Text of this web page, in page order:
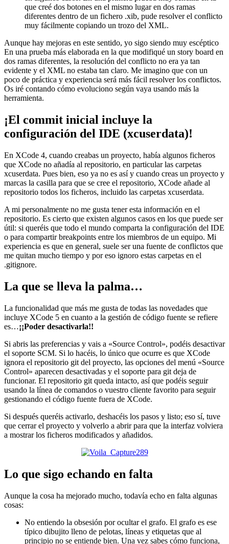
que creé dos botones en el mismo lugar en dos ramas
diferentes dentro de un fichero .xib, pude resolver el conflicto
muy fácilmente copiando un trozo del XML.
Aunque hay mejoras en este sentido, yo sigo siendo muy escéptico
En una prueba más elaborada en la que modifiqué un story board en
dos ramas diferentes, la resolución del conflicto no era ya tan
evidente y el XML no estaba tan claro. Me imagino que con un
poco de práctica y experiencia será más fácil resolver los conflictos.
Os iré contando cómo evoluciono según vaya usando más la
herramienta.
¡El commit inicial incluye la
configuración del IDE (xcuserdata)!
En XCode 4, cuando creabas un proyecto, había algunos ficheros
que XCode no añadía al repositorio, en particular las carpetas
xcuserdata. Pues bien, eso ya no es así y cuando creas un proyecto y
marcas la casilla para que se cree el repositorio, XCode añade al
repositorio todos los ficheros, incluido las carpetas xcuserdata.
A mi personalmente no me gusta tener esta información en el
repositorio. Es cierto que existen algunos casos en los que puede ser
útil: si queréis que todo el mundo comparta la configuración del IDE
o para compartir breakpoints entre los miembros de un equipo. Mi
experiencia es que en general, suele ser una fuente de conflictos que
me quitan mucho tiempo y por eso ignoro estas carpetas en el
.gitignore.
La que se lleva la palma…
La funcionalidad que más me gusta de todas las novedades que
incluye XCode 5 en cuanto a la gestión de código fuente se refiere
es…¡¡Poder desactivarla!!
Si abris las preferencias y vais a «Source Control», podéis desactivar
el soporte SCM. Si lo hacéis, lo único que ocurre es que XCode
ignora el repositorio git del proyecto, las opciones del menú «Source
Control» aparecen desactivadas y el soporte para git deja de
funcionar. El repositorio git queda intacto, así que podéis seguir
usando la línea de comandos o vuestro cliente favorito para seguir
gestionando el código fuente fuera de XCode.
Si después queréis activarlo, deshacéis los pasos y listo; eso sí, tuve
que cerrar el proyecto y volverlo a abrir para que la interfaz volviera
a mostrar los ficheros modificados y añadidos.
Lo que sigo echando en falta
Aunque la cosa ha mejorado mucho, todavía echo en falta algunas
cosas:
No entiendo la obsesión por ocultar el grafo. El grafo es ese
típico dibujito lleno de pelotas, líneas y etiquetas que al
principio no se entiende bien. Una vez sabes cómo funciona,